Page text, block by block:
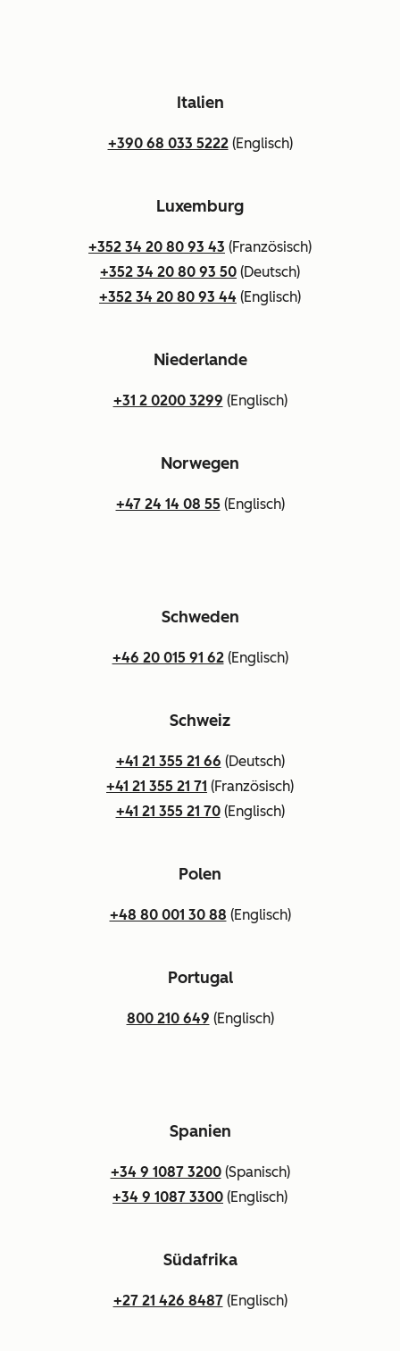
Italien
+390 68 033 5222(Englisch)
Luxemburg
+352 34 20 80 93 43 (Französisch)
+352 34 20 80 93 50 (Deutsch)
+352 34 20 80 93 44 (Englisch)
Niederlande
+31 2 0200 3299 (Englisch)
Norwegen
+47 24 14 08 55(Englisch)
Schweden
+46 20 015 91 62(Englisch)
Schweiz
+41 21 355 21 66 (Deutsch)
+41 21 355 21 71 (Französisch)
+41 21 355 21 70(Englisch)
Polen
+48 80 001 30 88 (Englisch)
Portugal
800 210 649 (Englisch)
Spanien
+34 9 1087 3200(Spanisch)
+34 9 1087 3300 (Englisch)
Südafrika
+27 21 426 8487(Englisch)